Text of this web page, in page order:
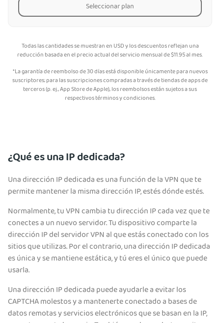
Seleccionar plan
Todas las cantidades se muestran en USD y los descuentos reflejan una
reducción basada en el precio actual del servicio mensual de$11.95al mes.
*La garantía de reembolso de 30 días está disponible únicamente para nuevos
suscriptores; para las suscripciones compradas a través de tiendas de apps de
terceros (p. ej., App Store de Apple), los reembolsos están sujetos a sus
respectivos términos y condiciones.
¿Qué es una IP dedicada?
Una dirección IP dedicada es una función de la VPN que te
permite mantener la misma dirección IP, estés dónde estés.
Normalmente, tu VPN cambia tu dirección IP cada vez que te
conectes a un nuevo servidor. Tu dispositivo comparte la
dirección IP del servidor VPN al que estás conectado con los
sitios que utilizas. Por el contrario, una dirección IP dedicada
es única y se mantiene estática, y tú eres el único que puede
usarla.
Una dirección IP dedicada puede ayudarle a evitar los
CAPTCHA molestos y a mantenerte conectado a bases de
datos remotas y servicios electrónicos que se basan en la IP,